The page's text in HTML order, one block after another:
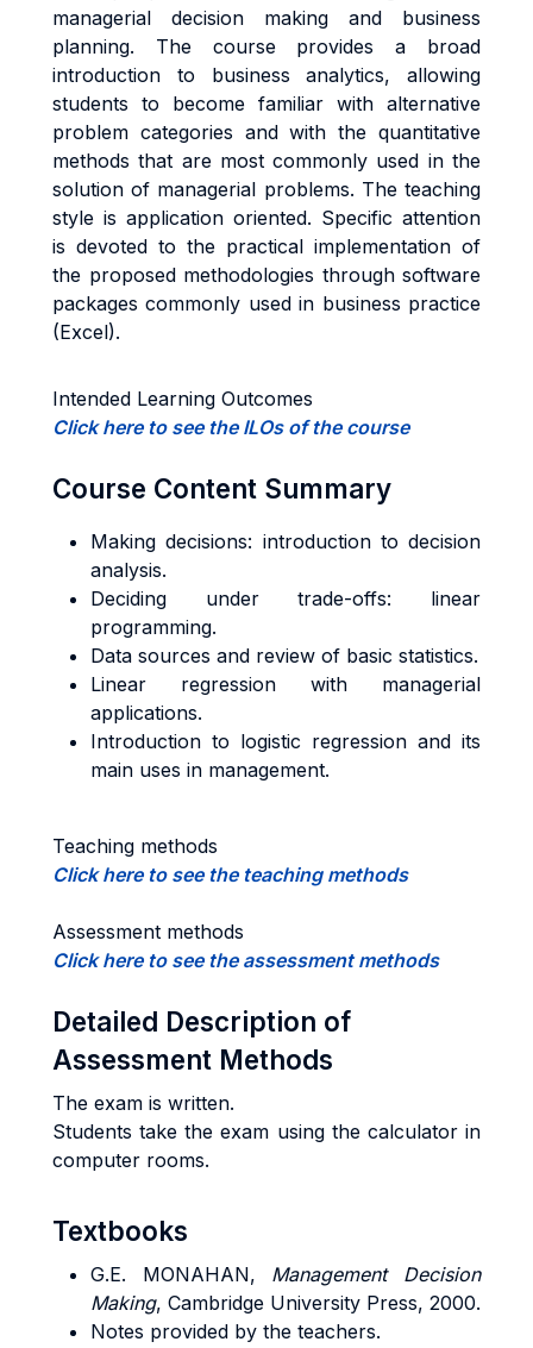
managerial decision making and business
planning. The course provides a broad
introduction to business analytics, allowing
students to become familiar with alternative
problem categories and with the quantitative
methods that are most commonly used in the
solution of managerial problems. The teaching
style is application oriented. Specific attention
is devoted to the practical implementation of
the proposed methodologies through software
packages commonly used in business practice
(Excel).
Intended Learning Outcomes
Click here to see the ILOs of the course
Course Content Summary
Making decisions: introduction to decision
analysis.
Deciding under trade-offs: linear
programming.
Data sources and review of basic statistics.
Linear regression with managerial
applications.
Introduction to logistic regression and its
main uses in management.
Teaching methods
Click here to see the teaching methods
Assessment methods
Click here to see the assessment methods
Detailed Description of
Assessment Methods
The exam is written.
Students take the exam using the calculator in
computer rooms.
Textbooks
G.E. MONAHAN, Management Decision
Making, Cambridge University Press, 2000.
Notes provided by the teachers.